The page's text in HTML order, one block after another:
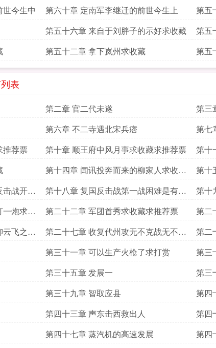
今生中
第六十章 定南军李继迁的前世今生上 第五
第五十六章 来自于刘胖子的示好求收藏 第五
第五十二章 拿下岚州求收藏 第五
表
第二章 官二代未遂 第三
第六章 不二寺遇北宋兵痞 第七
推荐票
第十章 顺王府中风月事求收藏求推荐票
第十
求推
第十四章 闻讯投奔而来的柳家人求收藏
求推荐票
第十
击战开始
第十八章 复国反击战第一战困难是有点
滴求收藏求推荐票
第十
于我
一炮求推
第二十二章 军团首秀求收藏求推荐票
第二
赏求
云飞之烦
第二十七章 收复代州攻无不克战无不胜
求打赏
第二
第三十一章 可以生产火枪了求打赏
第三
三更
第三十五章 发展一 第三
第三十九章 智取应县 第四
第四十三章 声东击西救出人 第四
第四十七章 蒸汽机的高速发展 第四